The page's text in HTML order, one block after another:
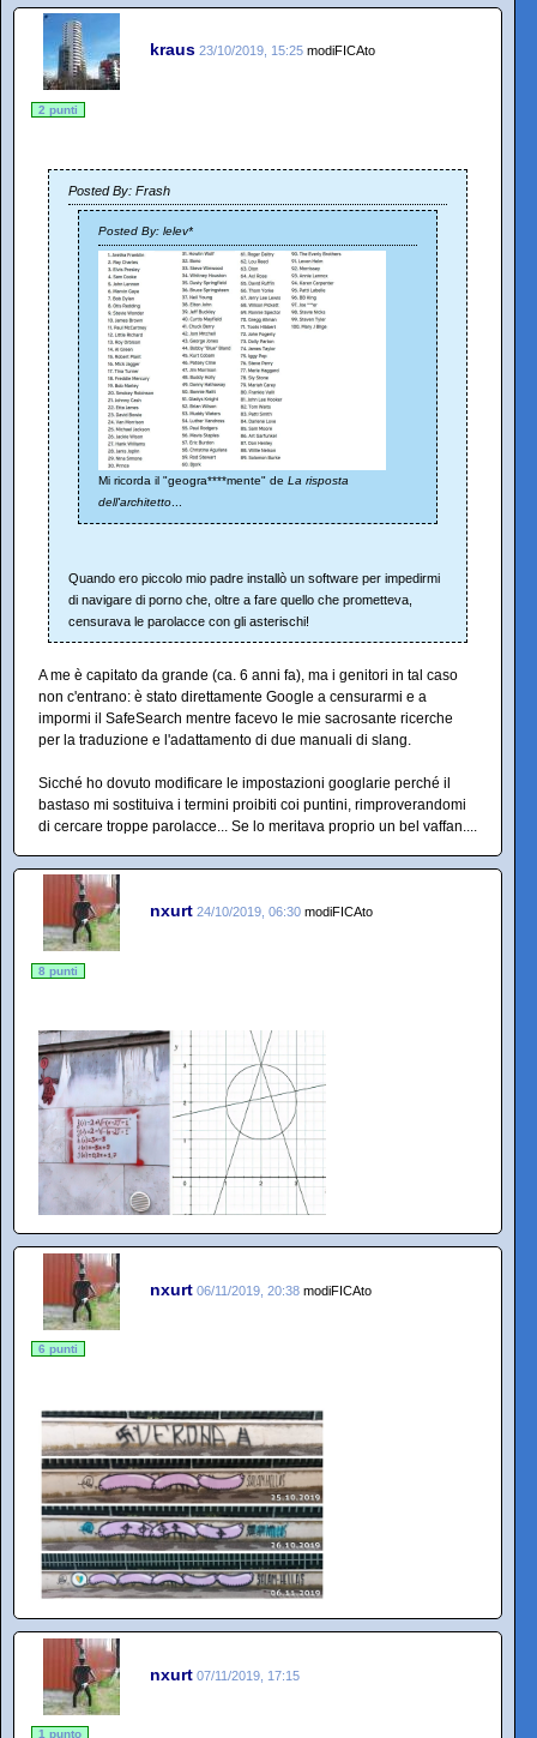
kraus 23/10/2019, 15:25 modiFICAto
2 punti
Posted By: Frash
Posted By: lelev*
Mi ricorda il "geogra****mente" de La risposta
dell'architetto
Quando ero piccolo mio padre installò un software per impedirmi
di navigare di porno che, oltre a fare quello che prometteva,
censurava le parolacce con gli asterischi!
A me è capitato da grande (ca. 6 anni fa), ma i genitori in tal caso
non c'entrano: è stato direttamente Google a censurarmi e a
impormi il SafeSearch mentre facevo le mie sacrosante ricerche
per la traduzione e l'adattamento di due manuali di slang.
Sicché ho dovuto modificare le impostazioni googlarie perché il
bastaso mi sostituiva i termini proibiti coi puntini, rimproverandomi
di cercare troppe parolacce... Se lo meritava proprio un bel vaffan....
nxurt 24/10/2019, 06:30 modiFICAto
8 punti
nxurt 06/11/2019, 20:38 modiFICAto
6 punti
nxurt 07/11/2019, 17:15
1 punto